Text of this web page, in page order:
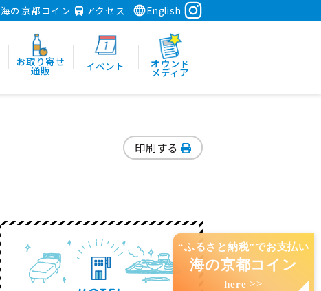
海の京都コイン アクセス English
お取り寄せ
通販 イベント オウンド
メディア
“ふるさと納税”でお支払い
海の京都コイン
here >>
印刷する